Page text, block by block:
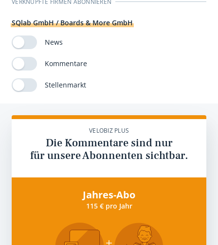
VERKNÜPFTE FIRMEN ABONNIEREN
SQlab GmbH / Boards & More GmbH
News
Kommentare
Stellenmarkt
VELOBIZ PLUS
Die Kommentare sind nur
für unsere Abonnenten sichtbar.
Jahres-Abo
115 € pro Jahr